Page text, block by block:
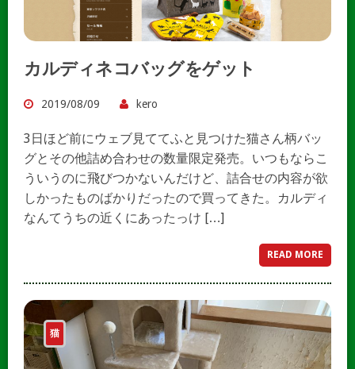
カルディネコバッグをゲット
2019/08/09 kero
3日ほど前にウェブ見ててふと見つけた猫さん柄バッ
グとその他詰め合わせの数量限定発売。いつもならこ
ういうのに飛びつかないんだけど、詰合せの内容が欲
しかったものばかりだったので買ってきた。カルディ
なんてうちの近くにあったっけ […]
READ MORE
猫